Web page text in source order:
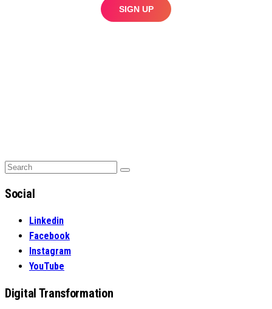
Search
Search
Social
Linkedin
Facebook
Instagram
YouTube
Digital Transformation